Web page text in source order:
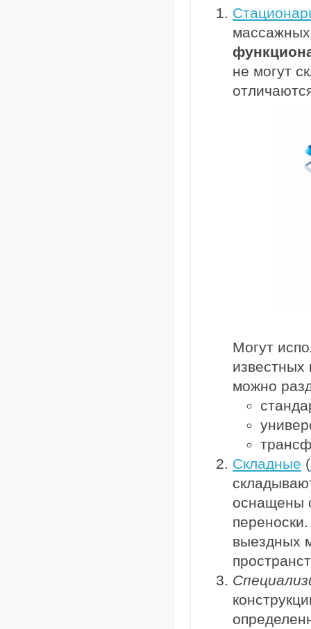
массажных
не могут
Могут
можно
Складные (
оснащены
выездных